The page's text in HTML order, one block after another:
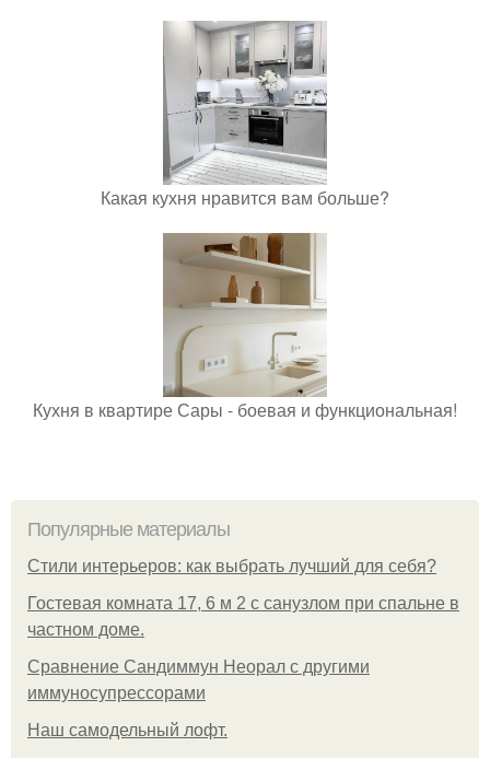
Какая кухня нравится вам больше?
Кухня в квартире Сары - боевая и функциональная!
Популярные материалы
Стили интерьеров: как выбрать лучший для себя?
Гостевая комната 17, 6 м 2 с санузлом при спальне в
частном доме.
Сравнение Сандиммун Неорал с другими
иммуносупрессорами
Наш самодельный лофт.